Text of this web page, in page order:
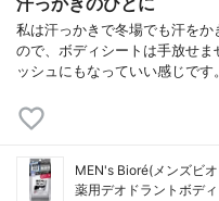
私は汗っかきで冬場でも汗をか
ので、ボディシートは手放せ
ッシュにもなっていい感じで
MEN's Bioré(メンズビ
薬用デオドラントボディ